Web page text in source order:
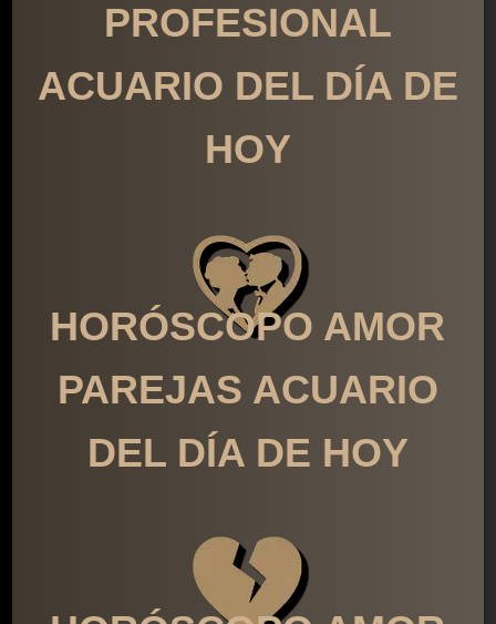
PROFESIONAL
ACUARIO DEL DÍA DE
HOY
HORÓSCOPO AMOR
PAREJAS ACUARIO
DEL DÍA DE HOY